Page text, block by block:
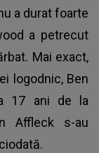
a durat foarte
a petrecut
Mai exact,
logodnic, Ben
17 ani de la
Affleck s-au